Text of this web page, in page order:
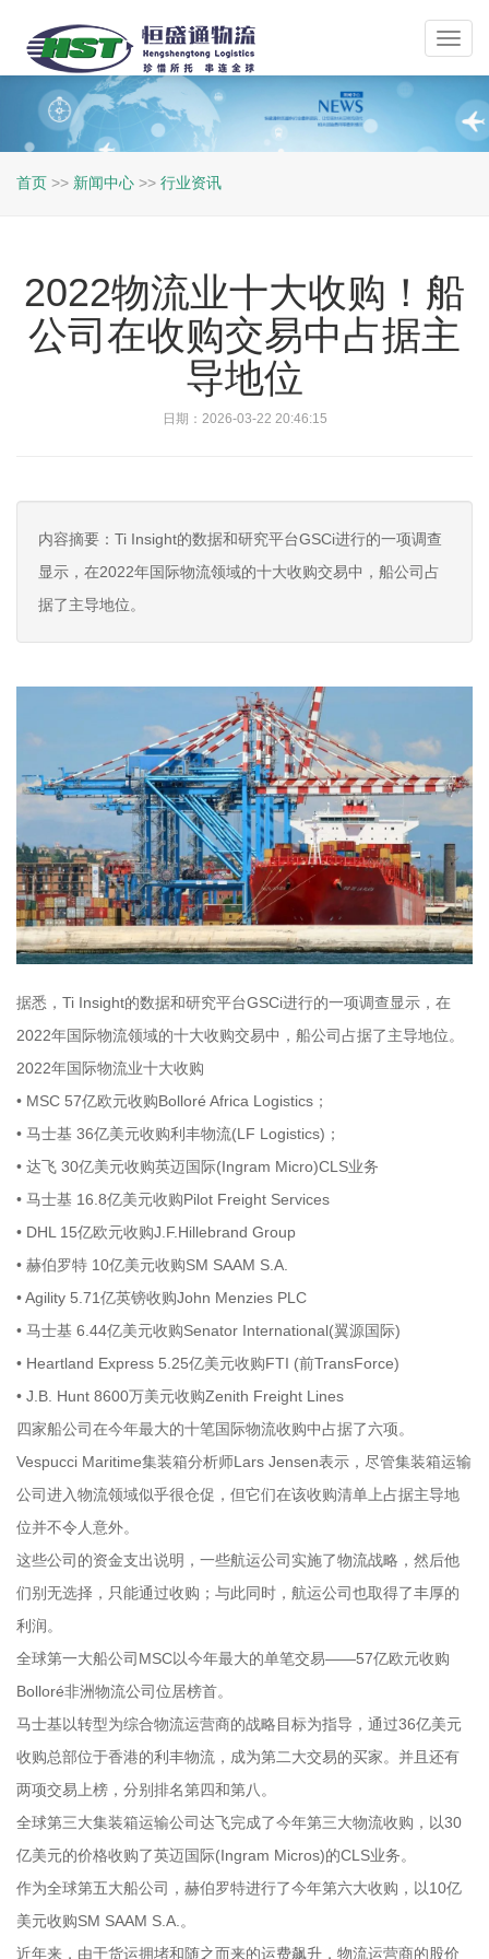
首页 >> 新闻中心 >> 行业资讯
2022物流业十大收购！船
公司在收购交易中占据主
导地位
日期：2026-03-22 20:46:15
内容摘要：Ti Insight的数据和研究平台GSCi进行的一项调查
显示，在2022年国际物流领域的十大收购交易中，船公司占
据了主导地位。
据悉，Ti Insight的数据和研究平台GSCi进行的一项调查显示，在
2022年国际物流领域的十大收购交易中，船公司占据了主导地位。
2022年国际物流业十大收购
• MSC 57亿欧元收购Bolloré Africa Logistics；
• 马士基 36亿美元收购利丰物流(LF Logistics)；
• 达飞 30亿美元收购英迈国际(Ingram Micro)CLS业务
• 马士基 16.8亿美元收购Pilot Freight Services
• DHL 15亿欧元收购J.F.Hillebrand Group
• 赫伯罗特 10亿美元收购SM SAAM S.A.
• Agility 5.71亿英镑收购John Menzies PLC
• 马士基 6.44亿美元收购Senator International(翼源国际)
• Heartland Express 5.25亿美元收购FTI (前TransForce)
• J.B. Hunt 8600万美元收购Zenith Freight Lines
四家船公司在今年最大的十笔国际物流收购中占据了六项。
Vespucci Maritime集装箱分析师Lars Jensen表示，尽管集装箱运输
公司进入物流领域似乎很仓促，但它们在该收购清单上占据主导地
位并不令人意外。
这些公司的资金支出说明，一些航运公司实施了物流战略，然后他
们别无选择，只能通过收购；与此同时，航运公司也取得了丰厚的
利润。
全球第一大船公司MSC以今年最大的单笔交易——57亿欧元收购
Bolloré非洲物流公司位居榜首。
马士基以转型为综合物流运营商的战略目标为指导，通过36亿美元
收购总部位于香港的利丰物流，成为第二大交易的买家。并且还有
两项交易上榜，分别排名第四和第八。
全球第三大集装箱运输公司达飞完成了今年第三大物流收购，以30
亿美元的价格收购了英迈国际(Ingram Micros)的CLS业务。
作为全球第五大船公司，赫伯罗特进行了今年第六大收购，以10亿
美元收购SM SAAM S.A.。
近年来，由于货运拥堵和随之而来的运费飙升，物流运营商的股价